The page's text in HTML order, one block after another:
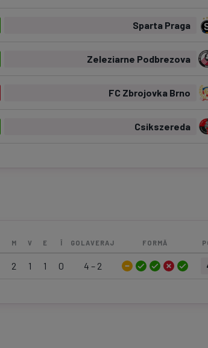
Sparta Praga
Zeleziarne Podbrezova
FC Zbrojovka Brno
Csikszereda
M V E Î GOLAVERAJ FORMĂ
2 1 1 0 4 – 2